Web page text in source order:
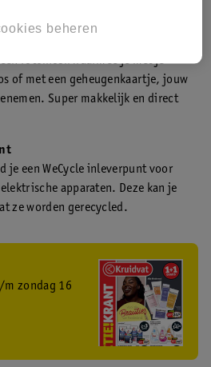
fotokiosk waarmee je met je
of met een geheugenkaartje, jouw
Super makkelijk en direct
je een WeCycle inleverpunt voor
apparaten. Deze kan je
ze worden gerecycled.
m zondag 16
beheren